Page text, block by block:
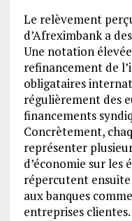
Le relèvement
d’Afreximbank a
Une notation
refinancement de
obligataires
régulièrement des
financements
Concrètement,
représenter
d’économie sur les
répercutent
aux banques
entreprises clientes.